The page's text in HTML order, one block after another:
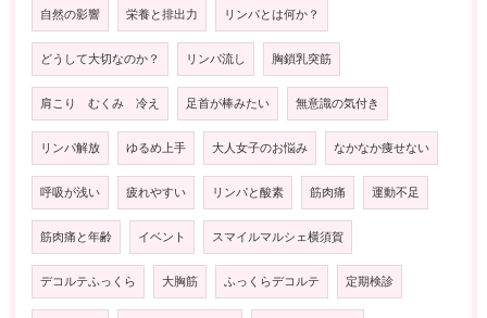
自然の影響 栄養と排出力 リンパとは何か？
どうして大切なのか？ リンパ流し 胸鎖乳突筋
肩こり むくみ 冷え 足首が棒みたい 無意識の気付き
リンパ解放 ゆるめ上手 大人女子のお悩み なかなか痩せない
呼吸が浅い 疲れやすい リンパと酸素 筋肉痛 運動不足
筋肉痛と年齢 イベント スマイルマルシェ横須賀
デコルテふっくら 大胸筋 ふっくらデコルテ 定期検診